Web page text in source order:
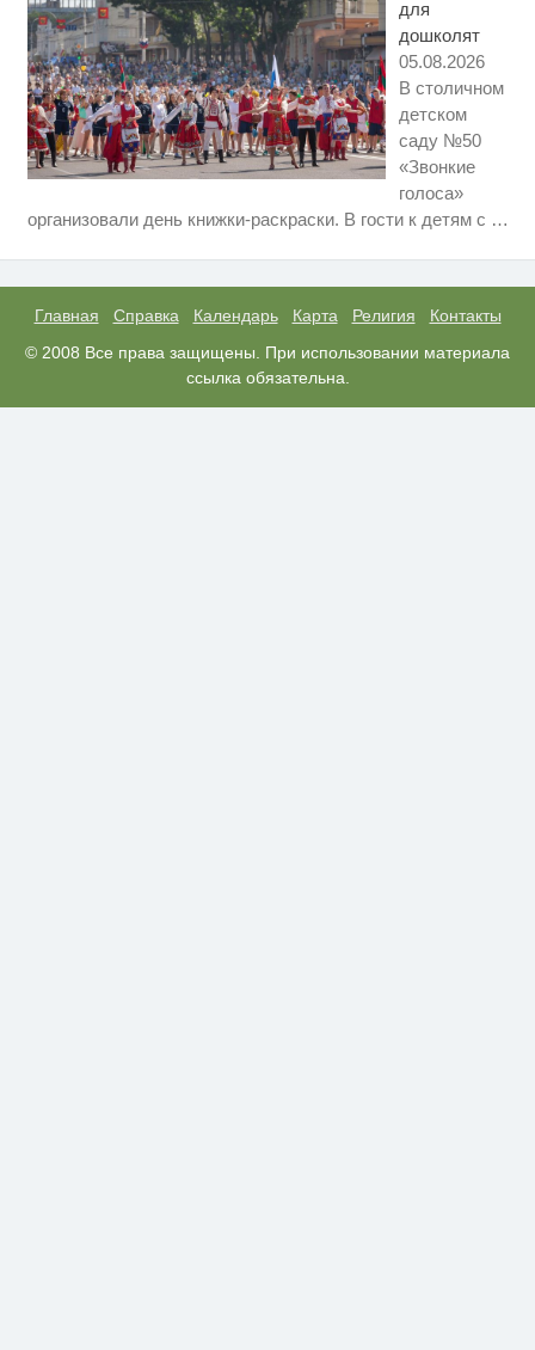
для
дошколят
05.08.2026
В столичном
детском
саду №50
«Звонкие
голоса»
организовали день книжки-раскраски. В гости к детям с …
Главная Справка Календарь Карта Религия
Контакты
© 2008 Все права защищены. При использовании материала
ссылка обязательна.
пересмотришь не раз
i
Публичный удар Зеленскому от
Кличко: это настоящий вызов